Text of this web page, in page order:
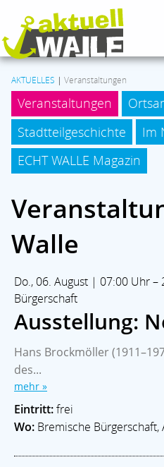
AKTUELLES
LEBEN & SOZIALES
KULTUR
KOMMUNALPOLITIK
BRANCHENMIX
AKTUELLES | Veranstaltungen
Veranstaltungen
Stadtteilgeschichte
Im
ECHT WALLE Magazin
Walle
Do., 06. August | 07:00 Uhr
Bürgerschaft
Ausstellung:
Hans Brockmöller
des...
mehr »
Eintritt:frei
Wo: Bremische Bürgerschaft,